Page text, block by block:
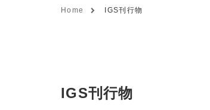
Home IGS刊行物
IGS刊行物